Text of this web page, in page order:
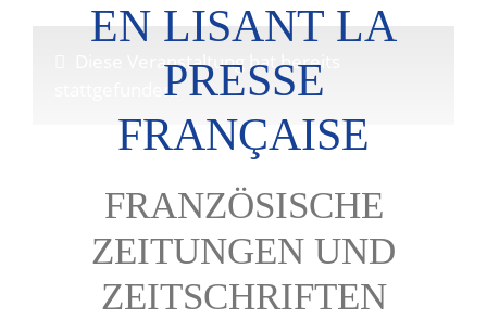
Diese Veranstaltung hat bereits
stattgefunden.
EN LISANT LA
PRESSE
FRANÇAISE
FRANZÖSISCHE
ZEITUNGEN UND
ZEITSCHRIFTEN